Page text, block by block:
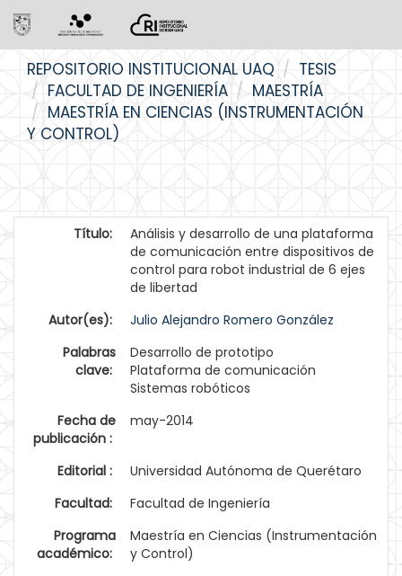
navigation
REPOSITORIO INSTITUCIONAL UAQ
TESIS
FACULTAD DE INGENIERÍA
MAESTRÍA
MAESTRÍA EN CIENCIAS (INSTRUMENTACIÓN
Y CONTROL)
Título:
Análisis y desarrollo de una plataforma
de comunicación entre dispositivos de
control para robot industrial de 6 ejes
de libertad
Autor(es):
Julio Alejandro Romero González
Palabras
clave:
Desarrollo de prototipo
Plataforma de comunicación
Sistemas robóticos
Fecha de
publicación :
may-2014
Editorial :
Universidad Autónoma de Querétaro
Facultad:
Facultad de Ingeniería
Programa
académico:
Maestría en Ciencias (Instrumentación
y Control)